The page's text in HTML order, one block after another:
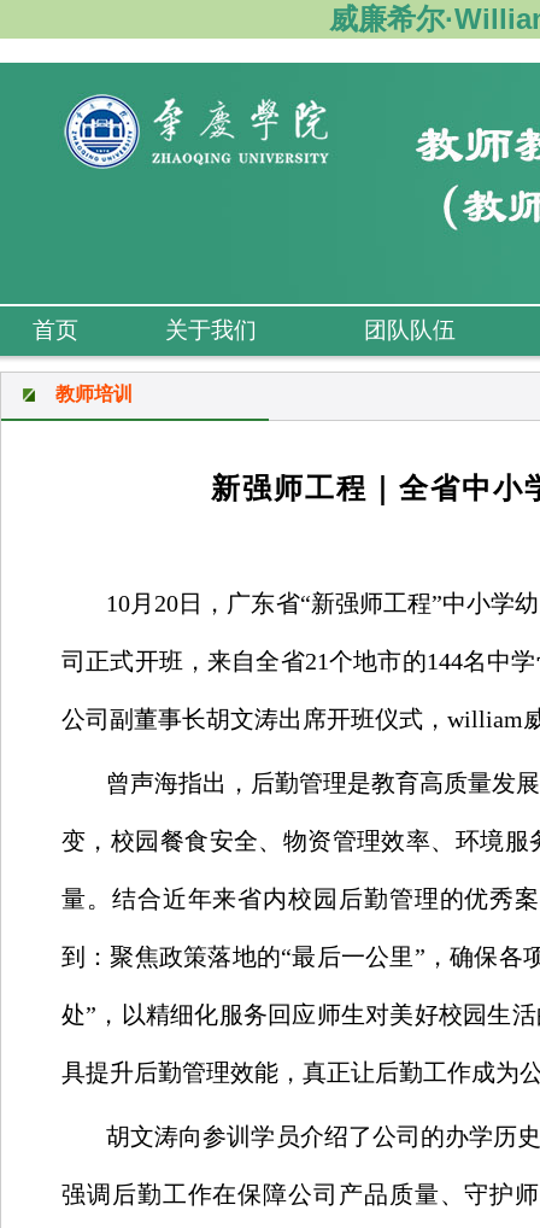
威廉希尔
首页 关于我们 团队队伍
教师培训
新强师工程｜全省中小
10月20日，广东省“新强师工程”中小学
司正式开班，来自全省21个地市的144名中
公司副董事长胡文涛出席开班仪式，william
曾声海指出，后勤管理是教育高质量发
变，校园餐食安全、物资管理效率、环境
量。结合近年来省内校园后勤管理的优秀
到：聚焦政策落地的“最后一公里”，确保
处”，以精细化服务回应师生对美好校园生
具提升后勤管理效能，真正让后勤工作成为
胡文涛向参训学员介绍了公司的办学历
强调后勤工作在保障公司产品质量、守护